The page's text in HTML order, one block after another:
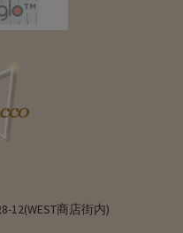
12(WEST商店街内)